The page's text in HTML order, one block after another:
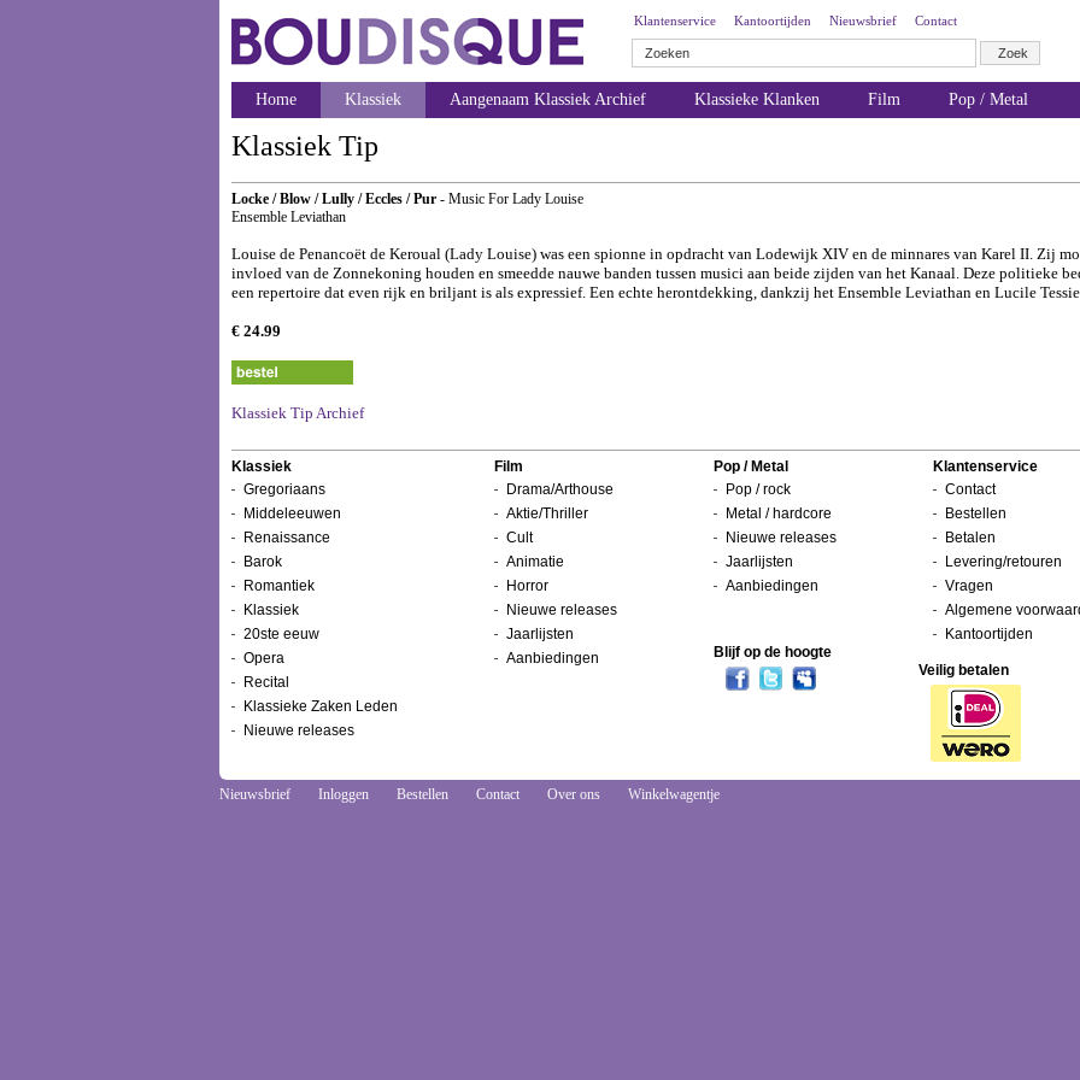
Klantenservice Kantoortijden Nieuwsbrief Contact
Home Klassiek Aangenaam Klassiek Archief Klassieke Klanken Film Pop / Metal
Klassiek Tip
Locke / Blow / Lully / Eccles / Pur - Music For Lady Louise
Ensemble Leviathan
Louise de Penancoët de Keroual (Lady Louise) was een spionne in opdracht van Lodewijk XIV en de minnares van Karel II. Zij
invloed van de Zonnekoning houden en smeedde nauwe banden tussen musici aan beide zijden van het Kanaal. Deze politieke
een repertoire dat even rijk en briljant is als expressief. Een echte herontdekking, dankzij het Ensemble Leviathan en Lucile
€ 24.99
Klassiek Tip Archief
Klassiek
Gregoriaans
Middeleeuwen
Renaissance
Barok
Romantiek
Klassiek
20ste eeuw
Opera
Recital
Klassieke Zaken Leden
Nieuwe releases
Film
Drama/Arthouse
Aktie/Thriller
Cult
Animatie
Horror
Nieuwe releases
Jaarlijsten
Aanbiedingen
Pop / Metal
Pop / rock
Metal / hardcore
Nieuwe releases
Jaarlijsten
Aanbiedingen
Klantenservice
Contact
Bestellen
Betalen
Levering/retouren
Vragen
Algemene
Kantoortijden
Blijf op de hoogte
Veilig betalen
Nieuwsbrief Inloggen Bestellen Contact Over ons Winkelwagentje